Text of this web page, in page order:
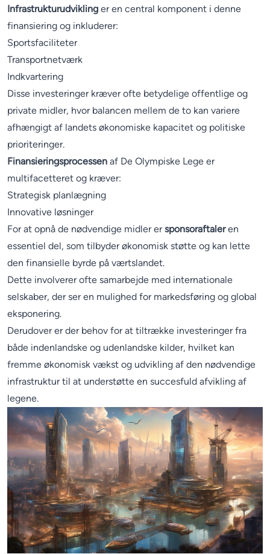
Infrastrukturudvikling er en central komponent i denne
finansiering og inkluderer:
Sportsfaciliteter
Transportnetværk
Indkvartering
Disse investeringer kræver ofte betydelige offentlige og
private midler, hvor balancen mellem de to kan variere
afhængigt af landets økonomiske kapacitet og politiske
prioriteringer.
Finansieringsprocessen af De Olympiske Lege er
multifacetteret og kræver:
Strategisk planlægning
Innovative løsninger
For at opnå de nødvendige midler ersponsoraftaleren
essentiel del, som tilbyder økonomisk støtte og kan lette
den finansielle byrde på værtslandet.
Dette involverer ofte samarbejde med internationale
selskaber, der ser en mulighed for markedsføring og global
eksponering.
Derudover er der behov for at tiltrække investeringer fra
både indenlandske og udenlandske kilder, hvilket kan
fremme økonomisk vækst og udvikling af den nødvendige
infrastruktur til at understøtte en succesfuld afvikling af
legene.